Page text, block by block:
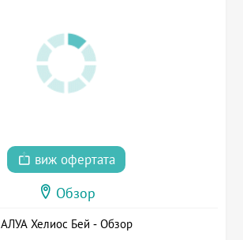
виж офертата
Обзор
АЛУА Хелиос Бей - Обзор